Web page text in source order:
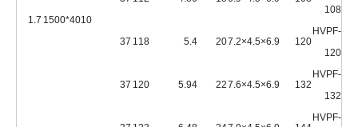
4010*1500
1.7
108
HVPF-
120
120
6.9×4.5×7.2
20
5.4
118
37
HVPF-
132
132
6.9×4.5×7.6
22
5.94
120
37
HVPF-